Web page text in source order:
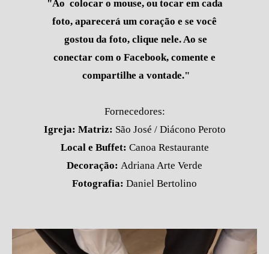
"Ao colocar o mouse, ou tocar em cada
foto, aparecerá um coração e se você
gostou da foto, clique nele. Ao se
conectar com o Facebook, comente e
compartilhe a vontade."
Fornecedores:
Igreja: Matriz: São José / Diácono Peroto
Local e Buffet: Canoa Restaurante
Decoração: Adriana Arte Verde
Fotografia: Daniel Bertolino